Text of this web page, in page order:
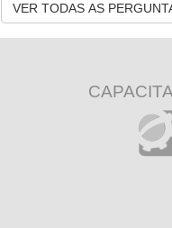
VER TODAS AS